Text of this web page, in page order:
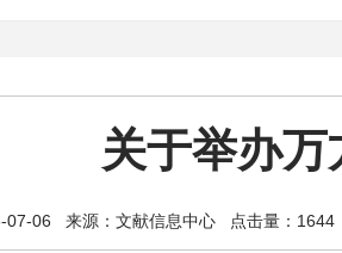
关于举办
07-06 来源：文献信息中心 点击量：1644